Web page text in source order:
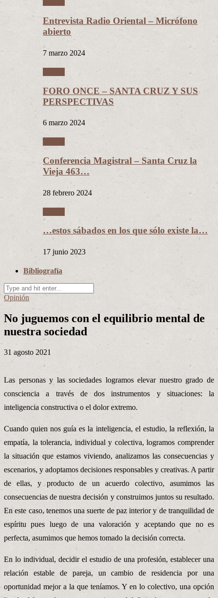
Entrevista Radio Oriental – Micrófono
abierto
7 marzo 2024
FORO ONCE – SANTA CRUZ Y SUS
PERSPECTIVAS
6 marzo 2024
Conferencia Magistral – Santa Cruz la
Vieja 463…
28 febrero 2024
…estos sábados en los que sólo existe la…
17 junio 2023
Bibliografía
Opinión
No juguemos con el equilibrio mental de
nuestra sociedad
31 agosto 2021
Las personas y las sociedades logramos elevar nuestro grado de
consciencia a través de dos instrumentos y situaciones: la
inteligencia constructiva o el dolor extremo.
Cuando quien nos guía es la inteligencia, el estudio, la reflexión, la
empatía, la tolerancia, individual y colectiva, logramos comprender
la situación que estamos viviendo, analizamos las consecuencias y
escenarios, y adoptamos decisiones responsables y creativas. A partir
de ellas, y producto de un acuerdo colectivo, asumimos las
consecuencias de nuestra decisión y construimos juntos su resultado.
En este caso, tenemos una suerte de paz interior y de tranquilidad de
espíritu pues luego de una valoración y aceptando que no es
perfecta, asumimos que hemos tomado la decisión correcta.
En lo individual, decidir el estudio de una profesión, establecer una
relación estable de pareja, un cambio de residencia por una
oportunidad mejor a la que teníamos. Y en lo colectivo, una opción